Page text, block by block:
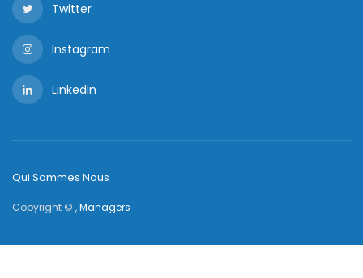
Twitter
Instagram
LinkedIn
Qui Sommes Nous
Copyright © ,Managers